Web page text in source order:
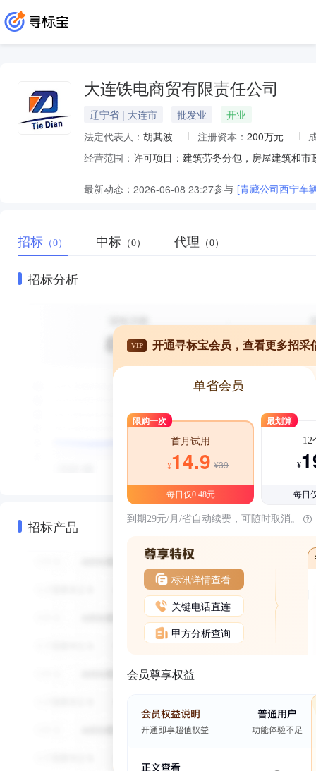
大连铁电商贸有限责任公司
辽宁省 | 大连市 批发业
开业
法定代表人： 胡其波 注册资本： 200万元
经营范围：
最新动态： 2026-06-08 23:27参与 [青藏公司西宁车
招标 （0） 中标 （0） 代理 （0）
招标分析
招标产品
VIP 开通寻标宝会员，查看更多招采
单省会员
限购一次
首月试用
¥14.9 ¥39
每日仅0.48元
最划算
12
¥
每日
到期29元/月/省自动续费，可随时取消。
标讯详情查看
关键电话直连
甲方分析查询
会员尊享权益